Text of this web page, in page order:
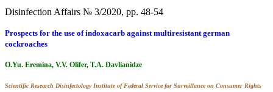
Disinfection Affairs № 3/2020, pp. 48-54
Prospects for the use of indoxacarb against multiresistant german
cockroaches
O.Yu. Eremina, V.V. Olifer, T.A. Davlianidze
Scientific Research Disinfectology Instituteof Federal Service for Surveillance on Consumer Rights